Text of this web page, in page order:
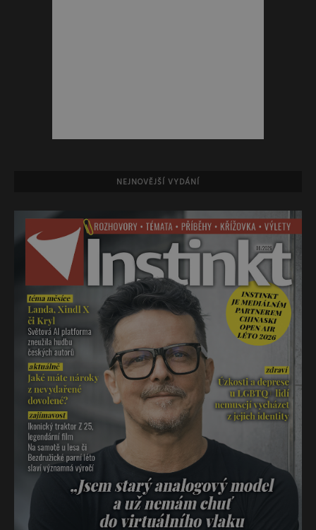
NEJNOVĚJŠÍ VYDÁNÍ